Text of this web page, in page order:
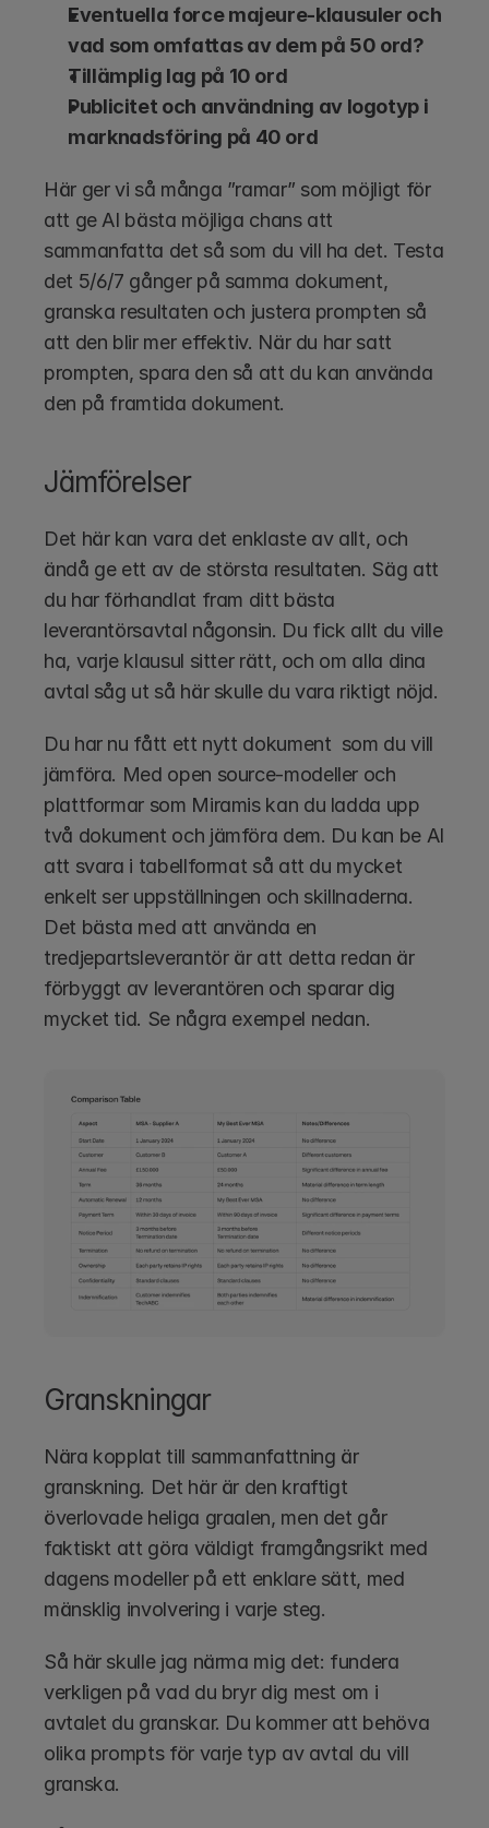
Eventuella force majeure-klausuler och
vad som omfattas av dem på 50 ord?
Tillämplig lag på 10 ord
Publicitet och användning av logotyp i
marknadsföring på 40 ord
Här ger vi så många ”ramar” som möjligt för
att ge AI bästa möjliga chans att
sammanfatta det så som du vill ha det. Testa
det 5/6/7 gånger på samma dokument,
granska resultaten och justera prompten så
att den blir mer effektiv. När du har satt
prompten, spara den så att du kan använda
den på framtida dokument.
Jämförelser
Det här kan vara det enklaste av allt, och
ändå ge ett av de största resultaten. Säg att
du har förhandlat fram ditt bästa
leverantörsavtal någonsin. Du fick allt du ville
ha, varje klausul sitter rätt, och om alla dina
avtal såg ut så här skulle du vara riktigt nöjd.
Du har nu fått ett nytt dokument  som du vill
jämföra. Med open source-modeller och
plattformar som Miramis kan du ladda upp
två dokument och jämföra dem. Du kan be AI
att svara i tabellformat så att du mycket
enkelt ser uppställningen och skillnaderna.
Det bästa med att använda en
tredjepartsleverantör är att detta redan är
förbyggt av leverantören och sparar dig
mycket tid. Se några exempel nedan.
Granskningar
Nära kopplat till sammanfattning är
granskning. Det här är den kraftigt
överlovade heliga graalen, men det går
faktiskt att göra väldigt framgångsrikt med
dagens modeller på ett enklare sätt, med
mänsklig involvering i varje steg.
Så här skulle jag närma mig det: fundera
verkligen på vad du bryr dig mest om i
avtalet du granskar. Du kommer att behöva
olika prompts för varje typ av avtal du vill
granska.